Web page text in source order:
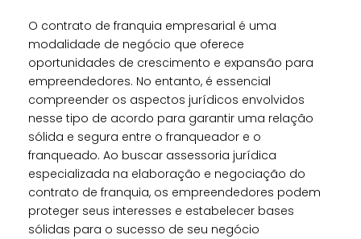
O contrato de franquia empresarial é uma
modalidade de negócio que oferece
oportunidades de crescimento e expansão para
empreendedores. No entanto, é essencial
compreender os aspectos jurídicos envolvidos
nesse tipo de acordo para garantir uma relação
sólida e segura entre o franqueador e o
franqueado. Ao buscar assessoria jurídica
especializada na elaboração e negociação do
contrato de franquia, os empreendedores podem
proteger seus interesses e estabelecer bases
sólidas para o sucesso de seu negócio